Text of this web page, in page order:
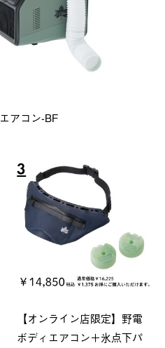
アコン-BF
3
【オンライン店限定】野電
ボディエアコン＋氷点下パ